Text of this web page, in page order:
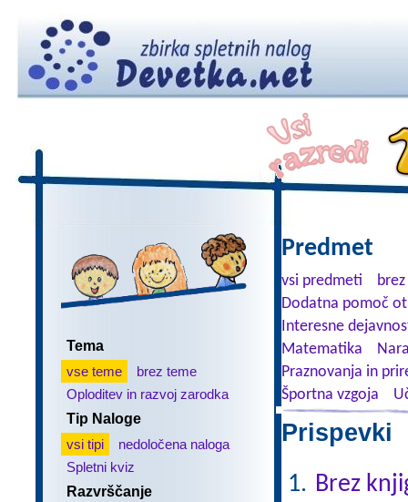
Tema
vse teme
brez teme
Oploditev in razvoj zarodka
Tip Naloge
vsi tipi
nedoločena naloga
Spletni kviz
Razvrščanje
Predmet
vsi predmeti
Dodatna pomoč
Interesne
Matematika
Praznovanja in
Športna vzgoja
Prispevki
Brez